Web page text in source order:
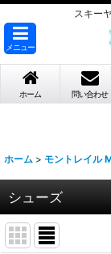
スキー
メニュー
ホーム 問い合わせ
ホーム > モントレイル
シューズ